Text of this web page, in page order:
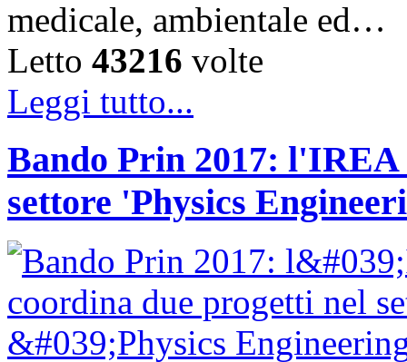
medicale, ambientale ed…
Letto 43216 volte
Leggi tutto...
Bando Prin 2017:
settore 'Physics